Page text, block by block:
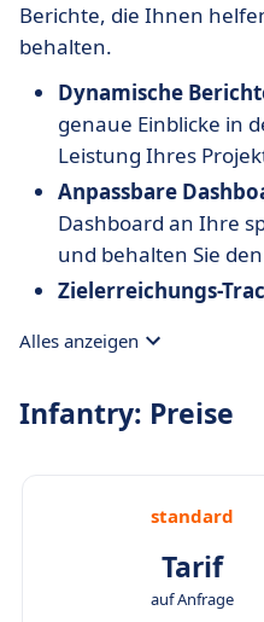
Berichte, die Ihnen
behalten.
Dynamische
genaue Einblicke in
Leistung Ihres
Anpassbare
Dashboard an Ihre
und behalten Sie
Zielerreichungs-
Ziele.
Alles anzeigen
Infantry: Preise
standard
Tarif
auf Anfrage